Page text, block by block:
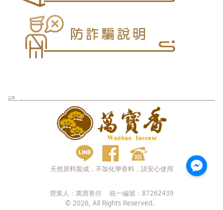
天然原料製成，不加化學香料，請安心使用
營業人： 萬寶香坊 統一編號： 87262439
© 2026, All Rights Reserved.